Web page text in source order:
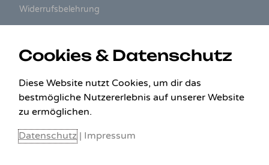
Widerrufsbelehrung
Cookies & Datenschutz
Diese Website nutzt Cookies, um dir das
bestmögliche Nutzererlebnis auf unserer Website
zu ermöglichen.
Datenschutz | Impressum